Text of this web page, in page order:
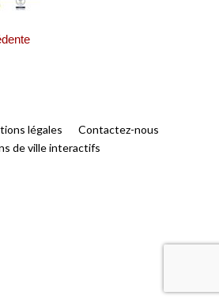
légales
Contactez-nous
de ville interactifs